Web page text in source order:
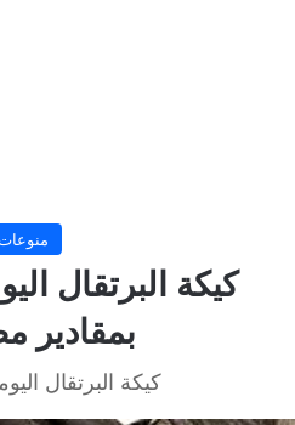
كيكة البرتقال
بمقادير
كيكة البرتقال